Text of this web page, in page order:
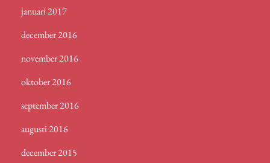
januari 2017
december 2016
november 2016
oktober 2016
september 2016
augusti 2016
december 2015